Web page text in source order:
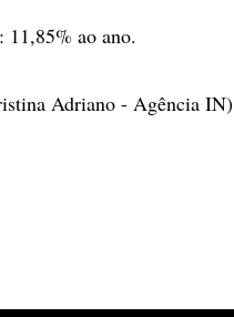
11,85% ao ano.
Adriano - Agência IN)